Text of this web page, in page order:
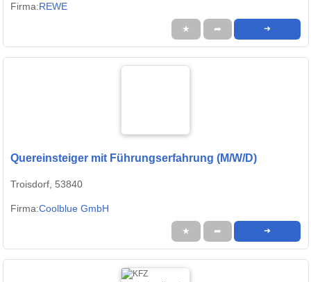
Firma:REWE
★ ➦ ➜
Quereinsteiger mit Führungserfahrung (M/W/D)
Troisdorf, 53840
Firma:Coolblue GmbH
★ ➦ ➜